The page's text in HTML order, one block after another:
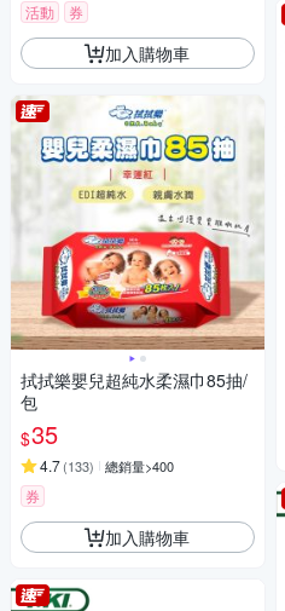
活動 券
加入購物車
拭拭樂嬰兒超純水柔濕巾85抽/
包
$35
4.7(133) 總銷量>400
券
加入購物車